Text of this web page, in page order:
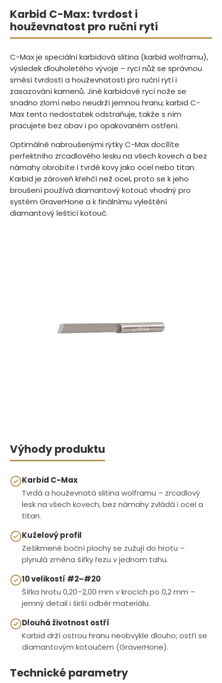
Karbid C-Max: tvrdost i
houževnatost pro ruční rytí
C-Max je speciální karbidová slitina (karbid wolframu),
výsledek dlouholetého vývoje – rycí nůž se správnou
směsí tvrdosti a houževnatosti pro ruční rytí i
zasazování kamenů. Jiné karbidové rycí nože se
snadno zlomí nebo neudrží jemnou hranu; karbid C-
Max tento nedostatek odstraňuje, takže s ním
pracujete bez obav i po opakovaném ostření.
Optimálně nabroušenými rýtky C-Max docílíte
perfektního zrcadlového lesku na všech kovech a bez
námahy obrobíte i tvrdé kovy jako ocel nebo titan.
Karbid je zároveň křehčí než ocel, proto se k jeho
broušení používá diamantový kotouč vhodný pro
systém GraverHone a k finálnímu vyleštění
diamantový lešticí kotouč.
Výhody produktu
Karbid C-Max
Tvrdá a houževnatá slitina wolframu – zrcadlový
lesk na všech kovech, bez námahy zvládá i ocel a
titan.
Kuželový profil
Zešikmené boční plochy se zužují do hrotu –
plynulá změna šířky řezu v jednom tahu.
10 velikostí #2–#20
Šířka hrotu 0,20–2,00 mm v krocích po 0,2 mm –
jemný detail i širší odběr materiálu.
Dlouhá životnost ostří
Karbid drží ostrou hranu neobvykle dlouho; ostří se
diamantovým kotoučem (GraverHone).
Technické parametry